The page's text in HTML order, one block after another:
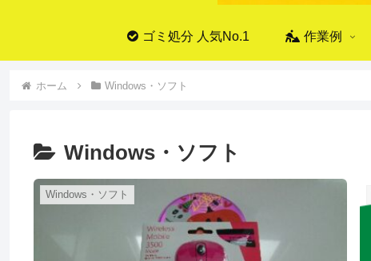
ゴミ処分 人気No.1 作業例
ホーム Windows・ソフト
Windows・ソフト
Windows・ソフト